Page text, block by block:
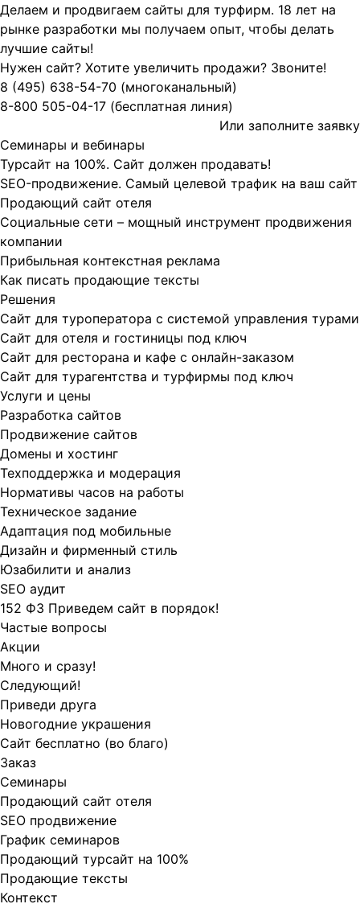
Делаем и продвигаем сайты для турфирм. 18 лет на
рынке разработки мы получаем опыт, чтобы делать
лучшие сайты!
Нужен сайт? Хотите увеличить продажи? Звоните!
8 (495) 638-54-70 (многоканальный)
8-800 505-04-17 (бесплатная линия)
Или заполните заявку
Семинары и вебинары
Турсайт на 100%. Сайт должен продавать!
SEO-продвижение. Самый целевой трафик на ваш сайт
Продающий сайт отеля
Социальные сети – мощный инструмент продвижения
компании
Прибыльная контекстная реклама
Как писать продающие тексты
Решения
Сайт для туроператора с системой управления турами
Сайт для отеля и гостиницы под ключ
Сайт для ресторана и кафе с онлайн-заказом
Сайт для турагентства и турфирмы под ключ
Услуги и цены
Разработка сайтов
Продвижение сайтов
Домены и хостинг
Техподдержка и модерация
Нормативы часов на работы
Техническое задание
Адаптация под мобильные
Дизайн и фирменный стиль
Юзабилити и анализ
SEO аудит
152 ФЗ Приведем сайт в порядок!
Частые вопросы
Акции
Много и сразу!
Следующий!
Приведи друга
Новогодние украшения
Сайт бесплатно (во благо)
Заказ
Cеминары
Продающий сайт отеля
SEO продвижение
График семинаров
Продающий турсайт на 100%
Продающие тексты
Контекст